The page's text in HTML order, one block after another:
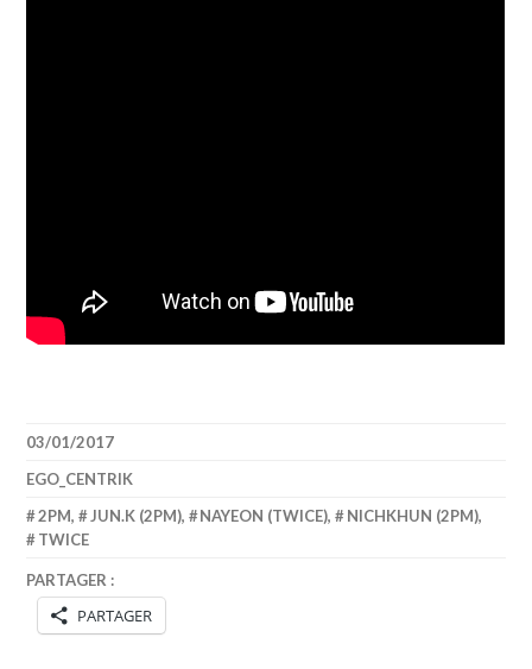
03/01/2017
EGO_CENTRIK
2PM, JUN.K (2PM), NAYEON (TWICE), NICHKHUN (2PM),
TWICE
PARTAGER :
PARTAGER